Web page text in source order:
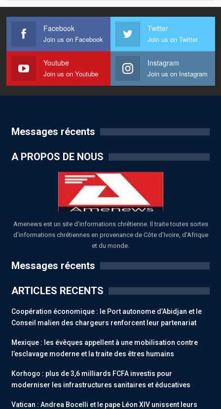
Facebook
Join us on Facebook
Twitter
Join us on Twitter
Youtube
Join us on Youtube
Instagram
Join us on Instagram
Messages récents
A PROPOS DE NOUS
Amenews est un site d'informations chrétienne. Il traite toutes sortes
d'informations chrétiennes en provenance de Côte d'Ivoire, d'Afrique
et du monde.
Messages récents
ARTICLES RECENTS
Coopération économique : le Port autonome d’Abidjan et le
Conseil malien des chargeurs renforcent leur partenariat
Mexique : les évêques appellent à une mobilisation contre
l’esclavage moderne et la traite des êtres humains
Korhogo : plus de 3,6 milliards FCFA investis pour
moderniser les infrastructures sanitaires et éducatives
Vatican : Andrea Bocelli et le pape Léon XIV unissent leurs